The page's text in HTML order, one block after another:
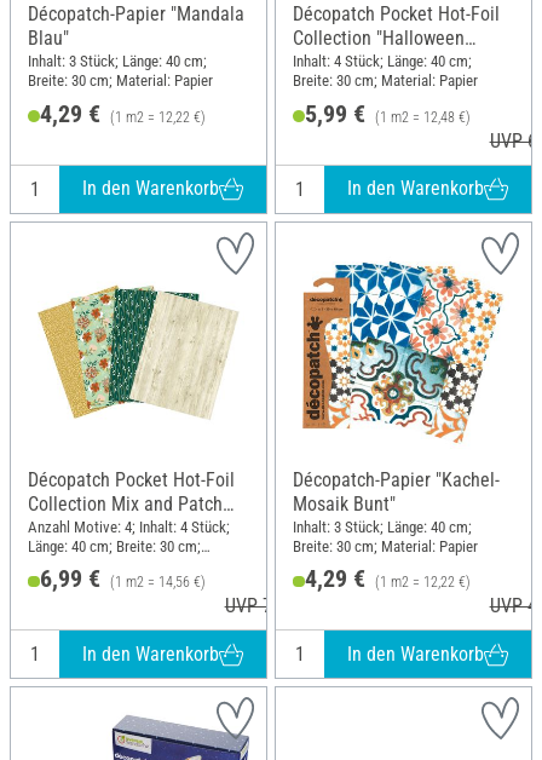
Décopatch-Papier "Mandala
Blau"
Inhalt: 3 Stück; Länge: 40 cm;
Breite: 30 cm; Material: Papier
4,29 € (1 m2 = 12,22 €)
In den Warenkorb
Décopatch Pocket Hot-Foil
Collection "Halloween
Spinnen und Fledermäuse"
Inhalt: 4 Stück; Länge: 40 cm;
Breite: 30 cm; Material: Papier
5,99 € (1 m2 = 12,48 €)
UVP
In den Warenkorb
Décopatch Pocket Hot-Foil
Collection Mix and Patch
"Naturell"
Anzahl Motive: 4; Inhalt: 4 Stück;
Länge: 40 cm; Breite: 30 cm;
Material: Papier
6,99 € (1 m2 = 14,56 €)
UVP 7,20 €
In den Warenkorb
Décopatch-Papier "Kachel-
Mosaik Bunt"
Inhalt: 3 Stück; Länge: 40 cm;
Breite: 30 cm; Material: Papier
4,29 € (1 m2 = 12,22 €)
UVP
In den Warenkorb